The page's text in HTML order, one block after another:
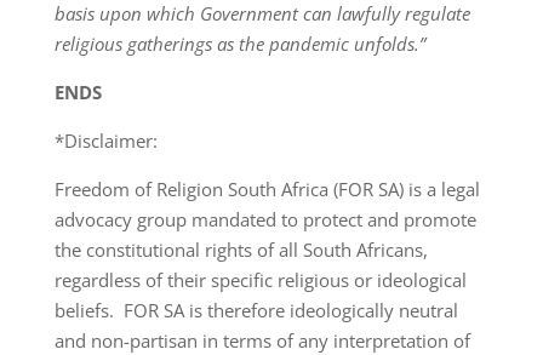
basis upon which Government can lawfully regulate
religious gatherings as the pandemic unfolds.”
ENDS
*Disclaimer:
Freedom of Religion South Africa (FOR SA) is a legal
advocacy group mandated to protect and promote
the constitutional rights of all South Africans,
regardless of their specific religious or ideological
beliefs. FOR SA is therefore ideologically neutral
and non-partisan in terms of any interpretation of